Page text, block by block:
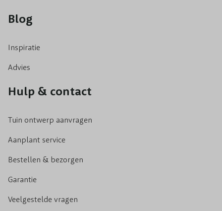
Blog
Inspiratie
Advies
Hulp & contact
Tuin ontwerp aanvragen
Aanplant service
Bestellen & bezorgen
Garantie
Veelgestelde vragen